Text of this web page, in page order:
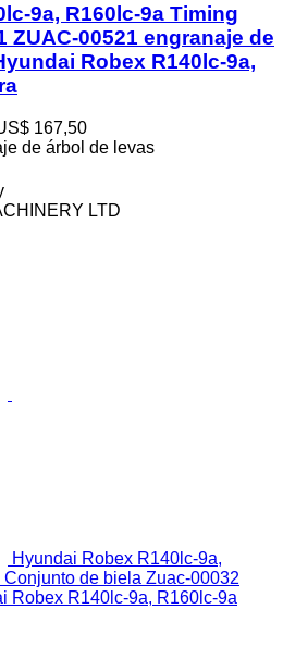
9a, R160lc-9a Timing
ZUAC-00521 engranaje de
Robex R140lc-9a,
167,50
de árbol de levas
LTD
Hyundai Robex R140lc-9a,
de biela Zuac-00032
Robex R140lc-9a, R160lc-9a